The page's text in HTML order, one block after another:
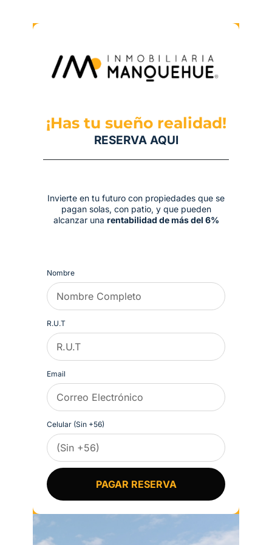
¡Has tu sueño realidad!
RESERVA AQUI
Invierte en tu futuro con propiedades que se
pagan solas, con patio, y que pueden
alcanzar una rentabilidad de más del 6%
Nombre
R.U.T
Email
Celular (Sin +56)
PAGAR RESERVA